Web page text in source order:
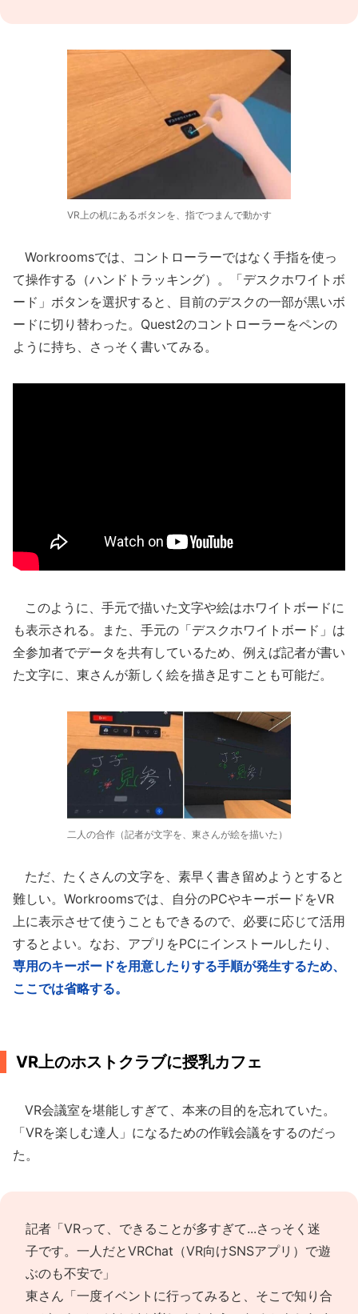
VR上の机にあるボタンを、指でつまんで動かす
Workroomsでは、コントローラーではなく手指を使っ
て操作する（ハンドトラッキング）。「デスクホワイトボ
ード」ボタンを選択すると、目前のデスクの一部が黒いボ
ードに切り替わった。Quest2のコントローラーをペンの
ように持ち、さっそく書いてみる。
このように、手元で描いた文字や絵はホワイトボードに
も表示される。また、手元の「デスクホワイトボード」は
全参加者でデータを共有しているため、例えば記者が書い
た文字に、東さんが新しく絵を描き足すことも可能だ。
二人の合作（記者が文字を、東さんが絵を描いた）
ただ、たくさんの文字を、素早く書き留めようとすると
難しい。Workroomsでは、自分のPCやキーボードをVR
上に表示させて使うこともできるので、必要に応じて活用
するとよい。なお、アプリをPCにインストールしたり、
専用のキーボードを用意したりする手順が発生するため、
ここでは省略する。
VR上のホストクラブに授乳カフェ
VR会議室を堪能しすぎて、本来の目的を忘れていた。
「VRを楽しむ達人」になるための作戦会議をするのだっ
た。
記者「VRって、できることが多すぎて...さっそく迷
子です。一人だとVRChat（VR向けSNSアプリ）で遊
ぶのも不安で」
東さん「一度イベントに行ってみると、そこで知り合